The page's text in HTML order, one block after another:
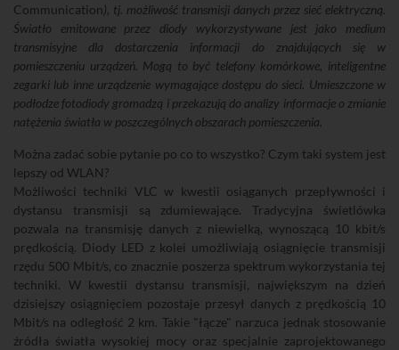
Communication), tj. możliwość transmisji danych przez sieć elektryczną.
Światło emitowane przez diody wykorzystywane jest jako medium
transmisyjne dla dostarczenia informacji do znajdujących się w
pomieszczeniu urządzeń. Mogą to być telefony komórkowe, inteligentne
zegarki lub inne urządzenie wymagające dostępu do sieci. Umieszczone w
podłodze fotodiody gromadzą i przekazują do analizy informacje o zmianie
natężenia światła w poszczególnych obszarach pomieszczenia.
Można zadać sobie pytanie po co to wszystko? Czym taki system jest
lepszy od WLAN?
Możliwości techniki VLC w kwestii osiąganych przepływności i
dystansu transmisji są zdumiewające. Tradycyjna świetlówka
pozwala na transmisję danych z niewielką, wynoszącą 10 kbit/s
prędkością. Diody LED z kolei umożliwiają osiągnięcie transmisji
rzędu 500 Mbit/s, co znacznie poszerza spektrum wykorzystania tej
techniki. W kwestii dystansu transmisji, największym na dzień
dzisiejszy osiągnięciem pozostaje przesył danych z prędkością 10
Mbit/s na odległość 2 km. Takie "łącze" narzuca jednak stosowanie
źródła światła wysokiej mocy oraz specjalnie zaprojektowanego